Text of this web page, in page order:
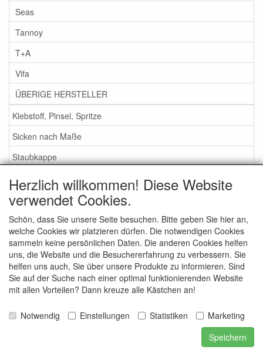
Seas
Tannoy
T+A
Vifa
ÜBERIGE HERSTELLER
Klebstoff, Pinsel, Spritze
Sicken nach Maße
Staubkappe
Service
Schaumstoff oder Gummi Sicken?
Wichtig bei Bestellung
Nachrichten
Kontakt
Allgemeine Verkaufsbedingungen
Herzlich willkommen! Diese Website
verwendet Cookies.
Schön, dass Sie unsere Seite besuchen. Bitte geben Sie hier an,
welche Cookies wir platzieren dürfen. Die notwendigen Cookies
sammeln keine persönlichen Daten. Die anderen Cookies helfen
uns, die Website und die Besuchererfahrung zu verbessern. Sie
helfen uns auch, Sie über unsere Produkte zu informieren. Sind
Sie auf der Suche nach einer optimal funktionierenden Website
mit allen Vorteilen? Dann kreuze alle Kästchen an!
Notwendig Einstellungen Statistiken
Marketing
Speichern